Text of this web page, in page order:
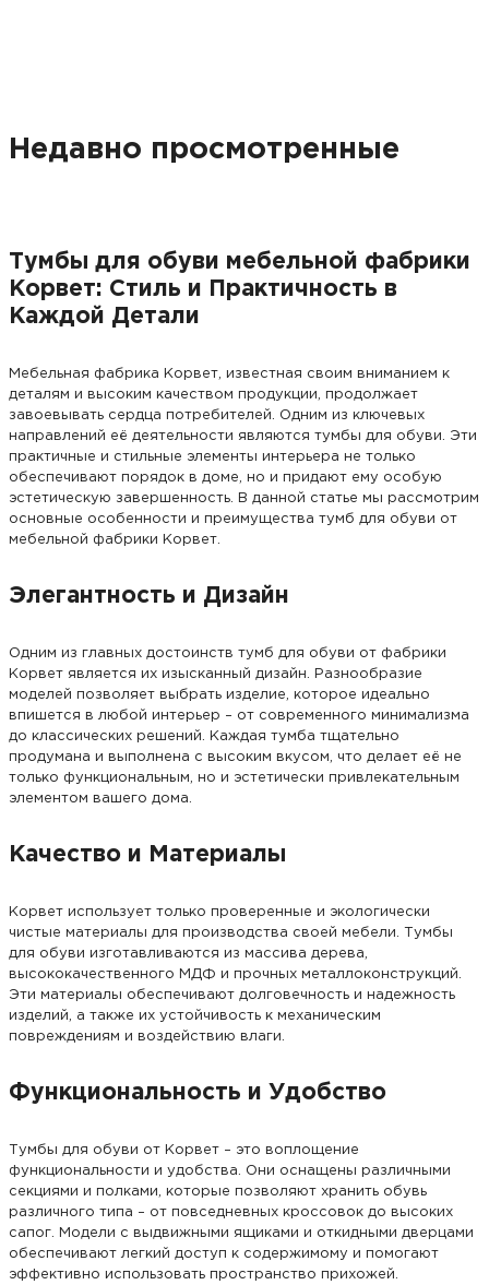
Недавно просмотренные
Тумбы для обуви мебельной фабрики
Корвет: Стиль и Практичность в
Каждой Детали
Мебельная фабрика Корвет, известная своим вниманием к
деталям и высоким качеством продукции, продолжает
завоевывать сердца потребителей. Одним из ключевых
направлений её деятельности являются тумбы для обуви. Эти
практичные и стильные элементы интерьера не только
обеспечивают порядок в доме, но и придают ему особую
эстетическую завершенность. В данной статье мы рассмотрим
основные особенности и преимущества тумб для обуви от
мебельной фабрики Корвет.
Элегантность и Дизайн
Одним из главных достоинств тумб для обуви от фабрики
Корвет является их изысканный дизайн. Разнообразие
моделей позволяет выбрать изделие, которое идеально
впишется в любой интерьер – от современного минимализма
до классических решений. Каждая тумба тщательно
продумана и выполнена с высоким вкусом, что делает её не
только функциональным, но и эстетически привлекательным
элементом вашего дома.
Качество и Материалы
Корвет использует только проверенные и экологически
чистые материалы для производства своей мебели. Тумбы
для обуви изготавливаются из массива дерева,
высококачественного МДФ и прочных металлоконструкций.
Эти материалы обеспечивают долговечность и надежность
изделий, а также их устойчивость к механическим
повреждениям и воздействию влаги.
Функциональность и Удобство
Тумбы для обуви от Корвет – это воплощение
функциональности и удобства. Они оснащены различными
секциями и полками, которые позволяют хранить обувь
различного типа – от повседневных кроссовок до высоких
сапог. Модели с выдвижными ящиками и откидными дверцами
обеспечивают легкий доступ к содержимому и помогают
эффективно использовать пространство прихожей.